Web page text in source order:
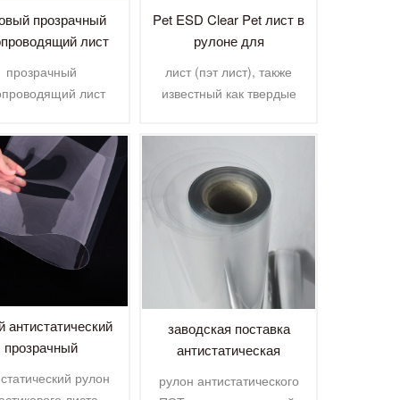
прозрачный
лист
прозрачный
лист
процессов
и
формования
производства
прозрачной
защищенной от
Pet ESD Clear Pet лист в
рулоне для
электронного лотка
лист (пэт лист), также
известный как твердые
термопластичные
перерабатываемый лом и
отходы, химические
элементы с бумажным
углеродом, водородом,
кислородом, прин�
антистатический
прозрачный
для домашних
рулон
заводская поставка
антистатическая
жесткая пленка из ПЭТ-
рулон антистатического